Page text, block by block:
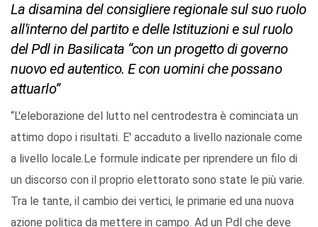
La disamina del consigliere regionale sul suo ruolo
all'interno del partito e delle Istituzioni e sul ruolo
del Pdl in Basilicata “con un progetto di governo
nuovo ed autentico. E con uomini che possano
attuarlo”
“L'eleborazione del lutto nel centrodestra è cominciata un
attimo dopo i risultati. E' accaduto a livello nazionale come
a livello locale.Le formule indicate per riprendere un filo di
un discorso con il proprio elettorato sono state le più varie.
Tra le tante, il cambio dei vertici, le primarie ed una nuova
azione politica da mettere in campo. Ad un Pdl che deve